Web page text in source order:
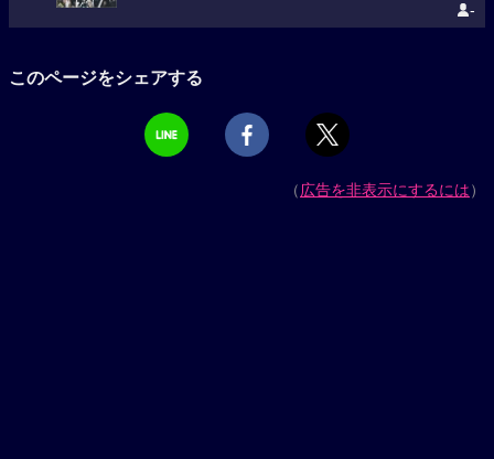
-
このページをシェアする
（広告を非表示にするには）